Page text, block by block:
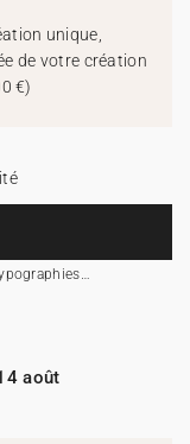
unique,
de votre création
€)
août